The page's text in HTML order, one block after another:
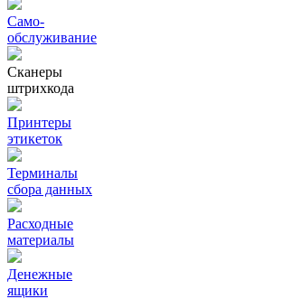
Само-
обслуживание
Сканеры
штрихкода
Принтеры
этикеток
Терминалы
сбора данных
Расходные
материалы
Денежные
ящики